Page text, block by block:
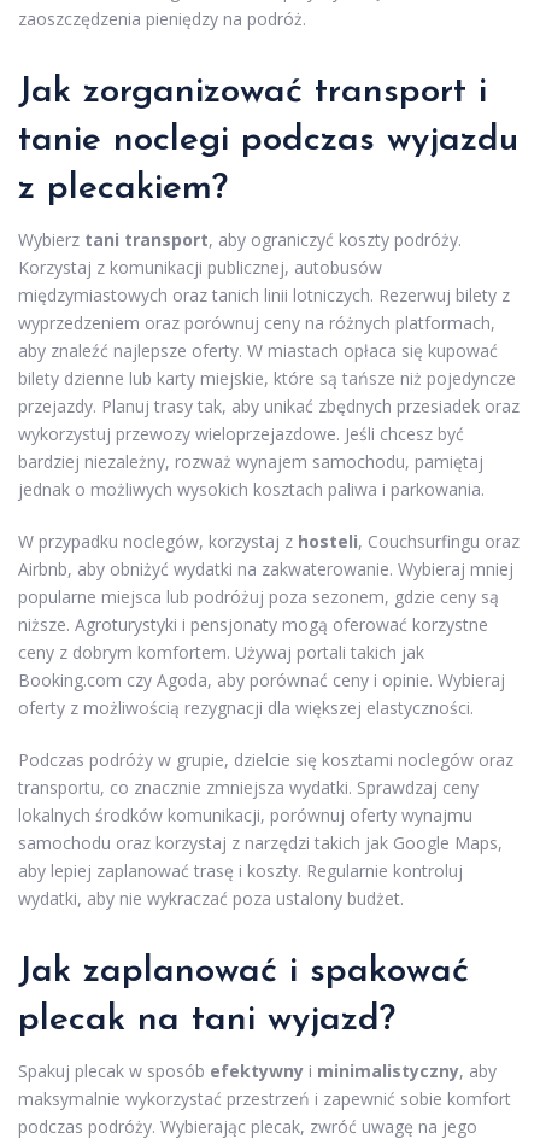
zaoszczędzenia pieniędzy na podróż.
Jak zorganizować transport i
tanie noclegi podczas wyjazdu
z plecakiem?
Wybierz tani transport, aby ograniczyć koszty podróży.
Korzystaj z komunikacji publicznej, autobusów
międzymiastowych oraz tanich linii lotniczych. Rezerwuj bilety z
wyprzedzeniem oraz porównuj ceny na różnych platformach,
aby znaleźć najlepsze oferty. W miastach opłaca się kupować
bilety dzienne lub karty miejskie, które są tańsze niż pojedyncze
przejazdy. Planuj trasy tak, aby unikać zbędnych przesiadek oraz
wykorzystuj przewozy wieloprzejazdowe. Jeśli chcesz być
bardziej niezależny, rozważ wynajem samochodu, pamiętaj
jednak o możliwych wysokich kosztach paliwa i parkowania.
W przypadku noclegów, korzystaj z hosteli, Couchsurfingu oraz
Airbnb, aby obniżyć wydatki na zakwaterowanie. Wybieraj mniej
popularne miejsca lub podróżuj poza sezonem, gdzie ceny są
niższe. Agroturystyki i pensjonaty mogą oferować korzystne
ceny z dobrym komfortem. Używaj portali takich jak
Booking.com czy Agoda, aby porównać ceny i opinie. Wybieraj
oferty z możliwością rezygnacji dla większej elastyczności.
Podczas podróży w grupie, dzielcie się kosztami noclegów oraz
transportu, co znacznie zmniejsza wydatki. Sprawdzaj ceny
lokalnych środków komunikacji, porównuj oferty wynajmu
samochodu oraz korzystaj z narzędzi takich jak Google Maps,
aby lepiej zaplanować trasę i koszty. Regularnie kontroluj
wydatki, aby nie wykraczać poza ustalony budżet.
Jak zaplanować i spakować
plecak na tani wyjazd?
Spakuj plecak w sposób efektywny i minimalistyczny, aby
maksymalnie wykorzystać przestrzeń i zapewnić sobie komfort
podczas podróży. Wybierając plecak, zwróć uwagę na jego